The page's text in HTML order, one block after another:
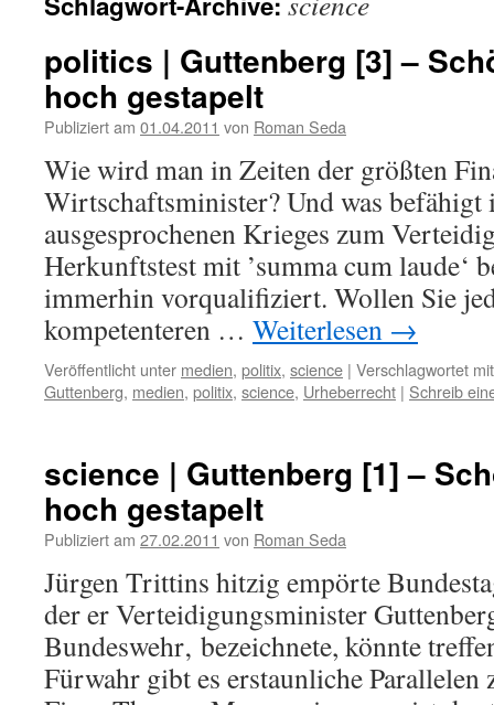
politics | Guttenberg [3] –
hoch gestapelt
Publiziert am 01.04.2011 von Roman Seda
Wie wird man in Zeiten der größten
Wirtschaftsminister? Und was befähigt
ausgesprochenen Krieges zum
Herkunftstest mit ’summa cum laude‘
immerhin vorqualifiziert. Wollen Sie
kompetenteren … Weiterlesen →
Veröffentlicht unter medien, politix, science | Verschlagwortet mit
Guttenberg, medien, politix, science, Urheberrecht | Schreib
science | Guttenberg [1] –
hoch gestapelt
Publiziert am 27.02.2011 von Roman Seda
Jürgen Trittins hitzig empörte
der er Verteidigungsminister
Bundeswehr‚ bezeichnete, könnte
Fürwahr gibt es erstaunliche